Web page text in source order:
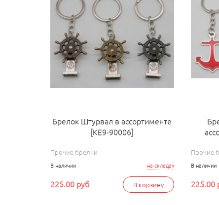
Брелок Штурвал в ассортименте
[КЕ9-90006]
Прочие брелки
на складах
В наличии
В корзину
225.00 руб
Прочие
В наличии
225.00